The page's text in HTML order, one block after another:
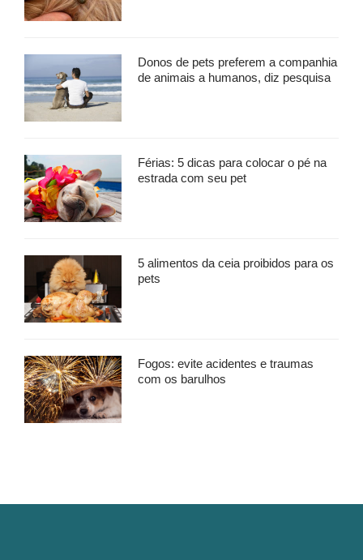
Donos de pets preferem a companhia
de animais a humanos, diz pesquisa
Férias: 5 dicas para colocar o pé na
estrada com seu pet
5 alimentos da ceia proibidos para os
pets
Fogos: evite acidentes e traumas
com os barulhos